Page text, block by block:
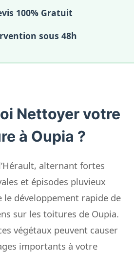
100% Gratuit
sous 48h
Nettoyer votre
à Oupia ?
alternant fortes
et épisodes pluvieux
le développement rapide de
sur les toitures de Oupia.
végétaux peuvent causer
importants à votre